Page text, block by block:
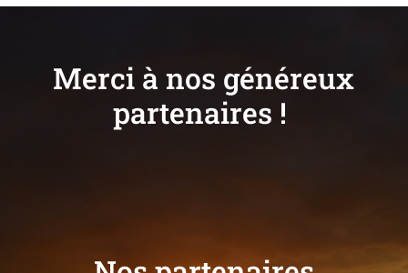
Merci à nos généreux
partenaires !